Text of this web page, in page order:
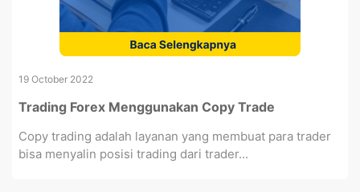
19 October 2022
Trading Forex Menggunakan Copy Trade
Copy trading adalah layanan yang membuat para trader
bisa menyalin posisi trading dari trader...